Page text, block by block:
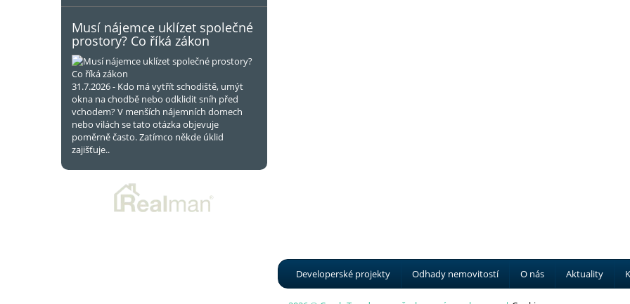
Musí nájemce uklízet společné
prostory? Co říká zákon
31.7.2026 - Kdo má vytřít schodiště, umýt
okna na chodbě nebo odklidit sníh před
vchodem? V menších nájemních domech
nebo vilách se tato otázka objevuje
poměrně často. Zatímco někde úklid
zajišťuje..
Developerské projekty Odhady nemovitostí O nás Aktuality